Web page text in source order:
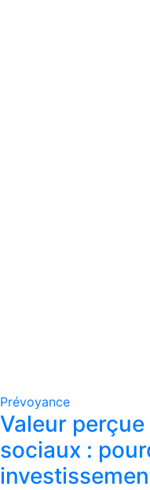
Prévoyance
Valeur
sociaux :